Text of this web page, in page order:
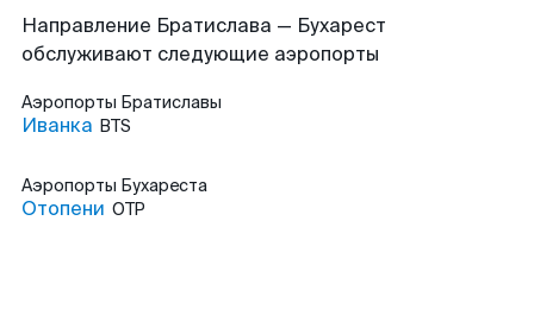
Направление Братислава — Бухарест
обслуживают следующие аэропорты
Аэропорты Братиславы
Иванка BTS
Аэропорты Бухареста
Отопени OTP